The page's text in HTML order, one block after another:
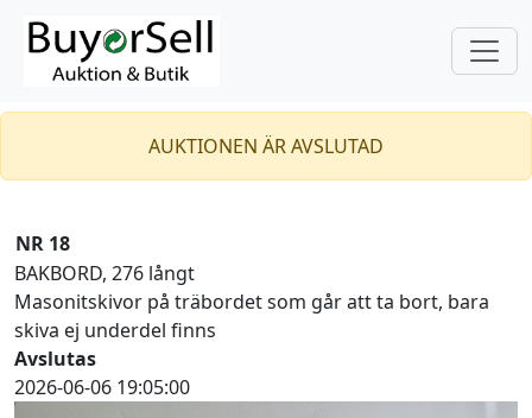
AUKTIONEN ÄR AVSLUTAD
NR 18
BAKBORD, 276 långt
Masonitskivor på träbordet som går att ta bort, bara
skiva ej underdel finns
Avslutas
2026-06-06 19:05:00